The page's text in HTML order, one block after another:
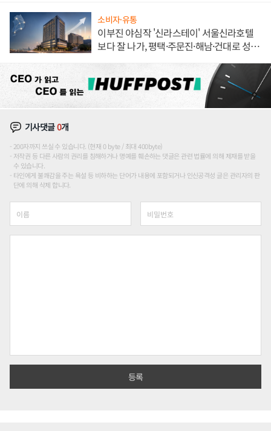
소비자·유통
이부진 야심작 '신라스테이' 서울신라호텔
보다 잘 나가, 평택·주문진·해남·건대로 성
기사댓글0개
200자까지 쓰실 수 있습니다. (현재 0 byte / 최대 400byte)
저작권 등 다른 사람의 권리를 침해하거나 명예를 훼손하는 댓글은 관련 법률에 의해 제재를 받을
수 있습니다.
타인에게 불쾌감을 주는 욕설 등 비하하는 단어가 내용에 포함되거나 인신공격성 글은 관리자의 판
단에 의해 삭제 합니다.